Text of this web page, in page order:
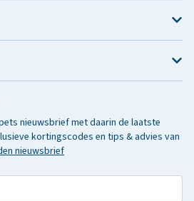
nieuwsbrief met daarin de laatste
kortingscodes en tips & advies van
nieuwsbrief